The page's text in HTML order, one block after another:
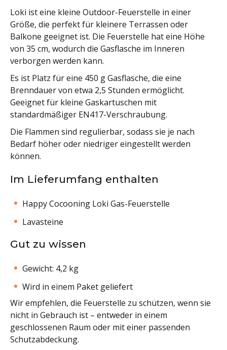
Loki ist eine kleine Outdoor-Feuerstelle in einer
Größe, die perfekt für kleinere Terrassen oder
Balkone geeignet ist. Die Feuerstelle hat eine Höhe
von 35 cm, wodurch die Gasflasche im Inneren
verborgen werden kann.
Es ist Platz für eine 450 g Gasflasche, die eine
Brenndauer von etwa 2,5 Stunden ermöglicht.
Geeignet für kleine Gaskartuschen mit
standardmäßiger EN417-Verschraubung.
Die Flammen sind regulierbar, sodass sie je nach
Bedarf höher oder niedriger eingestellt werden
können.
Im Lieferumfang enthalten
Happy Cocooning Loki Gas-Feuerstelle
Lavasteine
Gut zu wissen
Gewicht: 4,2 kg
Wird in einem Paket geliefert
Wir empfehlen, die Feuerstelle zu schützen, wenn sie
nicht in Gebrauch ist – entweder in einem
geschlossenen Raum oder mit einer passenden
Schutzabdeckung.